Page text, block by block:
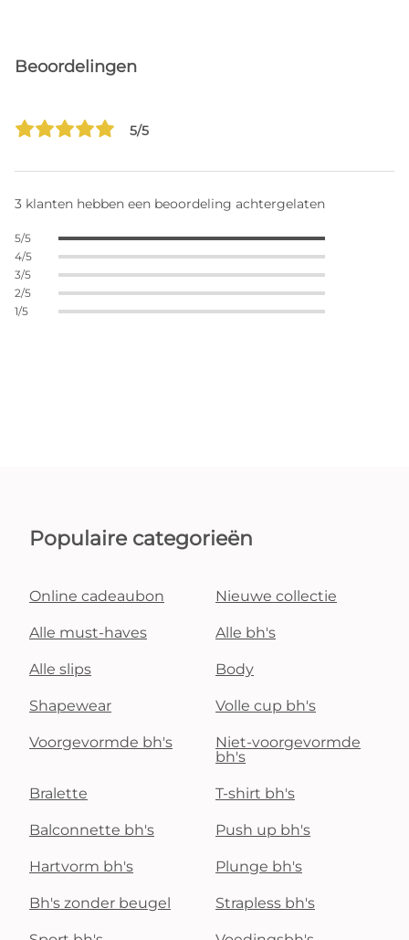
Beoordelingen
5/5
3 klanten hebben een beoordeling achtergelaten
5/5
4/5
3/5
2/5
1/5
Populaire categorieën
Online cadeaubon Nieuwe collectie
Alle must-haves Alle bh's
Alle slips Body
Shapewear Volle cup bh's
Voorgevormde bh's
Niet-voorgevormde
bh's
Bralette T-shirt bh's
Balconnette bh's Push up bh's
Hartvorm bh's Plunge bh's
Bh's zonder beugel Strapless bh's